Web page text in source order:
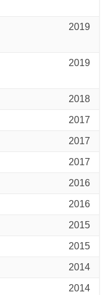
2019
2019
2018
2017
2017
2017
2016
2016
2015
2015
2014
2014